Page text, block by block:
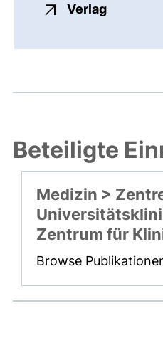
Verlagexterner
Beteiligte
Medizin >
Zentrum für
Browse